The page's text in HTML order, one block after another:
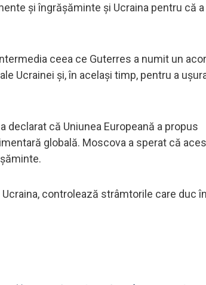
și îngrășăminte și Ucraina pentru că
ceea ce Guterres a numit un
Ucrainei și, în același timp, pentru a
declarat că Uniunea Europeană a propus
globală. Moscova a sperat că
controlează strâmtorile care duc în